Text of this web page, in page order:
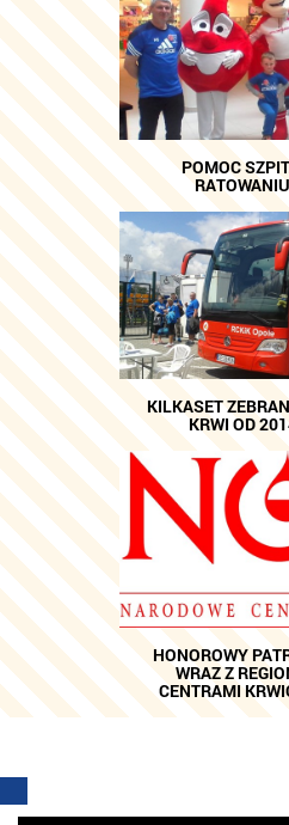
POMOC
KILKASET
KRWI OD
HONOROWY
WRAZ Z
CENTRAMI